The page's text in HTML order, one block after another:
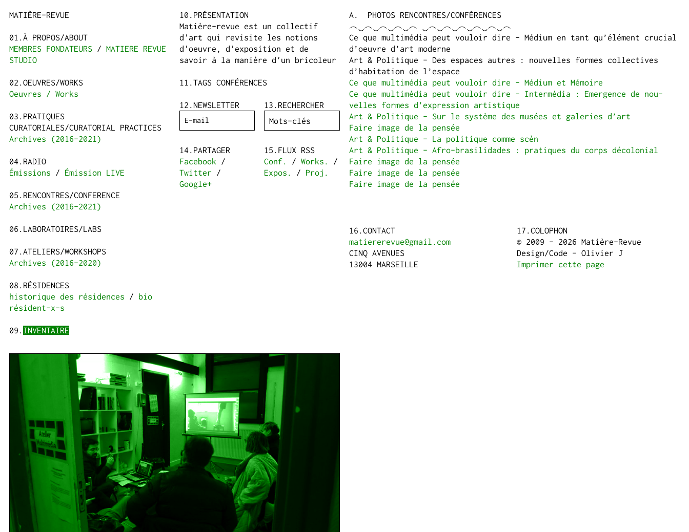
MATIÈRE-REVUE
À PROPOS/ABOUT
MEMBRES FONDATEURS
MATIERE REVUE
STUDIO
OEUVRES/WORKS
Oeuvres / Works
PRATIQUES
CURATORIALES/CURATORIAL PRACTICES
Archives (2016-2021)
RADIO
Émissions
Émission LIVE
RENCONTRES/CONFERENCE
Archives (2016-2021)
LABORATOIRES/LABS
ATELIERS/WORKSHOPS
Archives (2016-2020)
RÉSIDENCES
historique des résidences
bio
résident-x-s
INVENTAIRE
PRÉSENTATION
Matière-revue est un collectif
d'art qui revisite les notions
d'oeuvre, d'exposition et de
savoir à la manière d'un bricoleur
TAGS CONFÉRENCES
NEWSLETTER RECHERCHER
PARTAGER
Facebook /
Twitter /
Google+
FLUX RSS
Conf.
/Works.
/
Expos.
/ Proj.
PHOTOS RENCONTRES/CONFÉRENCES
︵‿︵‿︵‿︵‿︵ ‿︵‿︵‿︵‿︵‿︵‿︵
Ce que multimédia peut vouloir dire - Médium en tant qu’élément cru­cial
d’oeuvre d’art mod­erne
Art & Politique - Des espaces autres : nou­velles formes col­lec­tives
d’habitation de l’espace
Ce que multimédia peut vouloir dire - Médium et Mémoire
Ce que multimédia peut vouloir dire - Inter­mé­dia : Emer­gence de nou­
velles formes d’expression artis­tique
Art & Politique - Sur le sys­tème des musées et galeries d’art
Faire image de la pensée
Art & Politique - La poli­tique comme scèn
Art & Politique - Afro-brasil­i­dades : pra­tiques du corps décolo­nial
Faire image de la pensée
Faire image de la pensée
Faire image de la pensée
CONTACT
matiererevue@gmail.com
CINQ AVENUES
13004 MARSEILLE
COLOPHON
© 2009 - 2026 Matière-Revue
Design/Code - Olivier J
Imprimer cette page